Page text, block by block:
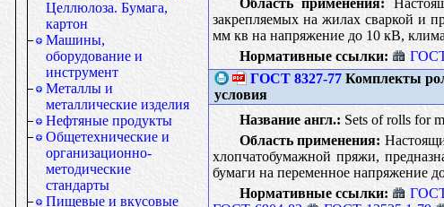
Целлюлоза. Бумага,
картон
Машины,
оборудование и
инструмент
Металлы и
металлические изделия
Нефтяные продукты
Общетехнические и
организационно-
методические
стандарты
Пищевые и вкусовые
закрепляемых на жилах сваркой и
мм кв на напряжение до 10 кВ,
Нормативные ссылки:
ГОСТ 8327-77Комплекты
условия
Название англ.: Sets of rolls for
Область применения:
хлопчатобумажной пряжи,
бумаги на переменное напряжение
Нормативные ссылки: